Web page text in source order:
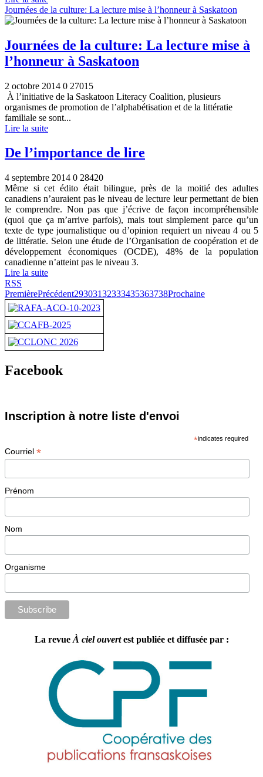
Journées de la culture: La lecture mise à l’honneur à Saskatoon
Journées de la culture: La lecture mise à
l’honneur à Saskatoon
2 octobre 2014 0 27015
À l’initiative de la Saskatoon Literacy Coalition, plusieurs
organismes de promotion de l’alphabétisation et de la littératie
familiale se sont...
Lire la suite
De l’importance de lire
4 septembre 2014 0 28420
Même si cet édito était bilingue, près de la moitié des adultes
canadiens n’auraient pas le niveau de lecture leur permettant de bien
le comprendre. Non pas que j’écrive de façon incompréhensible
(quoi que ça m’arrive parfois), mais tout simplement parce qu’un
texte de type journalistique ou d’opinion requiert un niveau 4 ou 5
de littératie. Selon une étude de l’Organisation de coopération et de
développement économiques (OCDE), 48% de la population
canadienne n’atteint pas le niveau 3.
Lire la suite
RSS
PremièrePrécédent29303132333435363738Prochaine
Facebook
Inscription à notre liste d'envoi
*indicates required
Courriel *
Prénom
Nom
Organisme
La revue À ciel ouvertest publiée et diffusée par :